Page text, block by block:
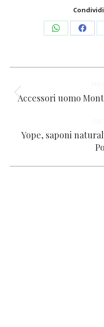
Condividi
tra
post
Accessori uomo
Yope, saponi